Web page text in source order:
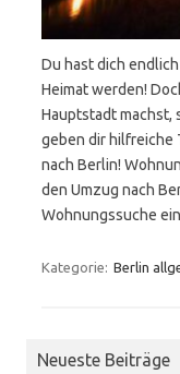
Du hast dich
Heimat werden!
Hauptstadt machst,
geben dir hilfreiche
nach Berlin!
den Umzug nach
Wohnungssuche
Kategorie: Berlin
Neueste Beiträge